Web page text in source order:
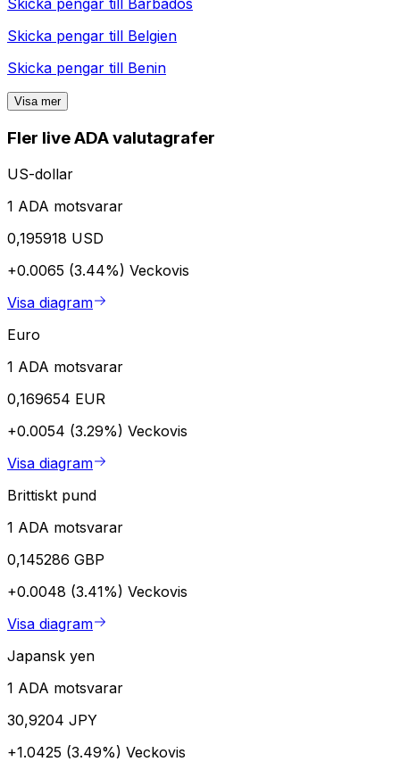
Skicka pengar till
Barbados
Skicka pengar till Belgien
Skicka pengar till Benin
Visa mer
Fler live ADA valutagrafer
US-dollar
1 ADA motsvarar
0,195918 USD
+0.0065 (3.44%) Veckovis
Visa diagram
Euro
1 ADA motsvarar
0,169654 EUR
+0.0054 (3.29%) Veckovis
Visa diagram
Brittiskt pund
1 ADA motsvarar
0,145286 GBP
+0.0048 (3.41%) Veckovis
Visa diagram
Japansk yen
1 ADA motsvarar
30,9204 JPY
+1.0425 (3.49%) Veckovis